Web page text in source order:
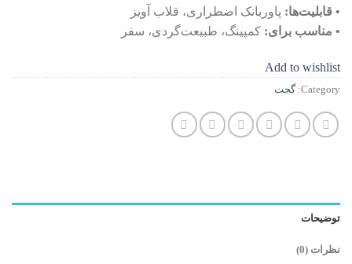
• قابلیت‌ها: پاوربانک اضطراری، قلاب آویز
• مناسب برای: کمپینگ، طبیعت‌گردی، سفر
Add to wishlist
Category: گجت
توضیحات
نظرات (0)